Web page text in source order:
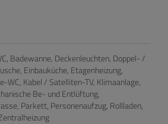
Badewanne Deckenleuchten Doppel- /
Einbauküche Etagenheizung
WC Kabel / Satelliten-TV Klimaanlage
Be- und Entlüftung
Parkett Personenaufzug Rollladen